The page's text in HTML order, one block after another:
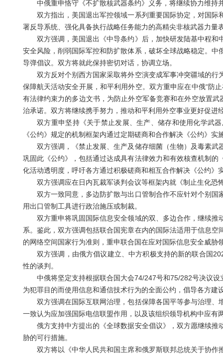
中俄重申恪守《不扩散核武器条约》义务，将继续协力维持
双方指出，美国退出军控领域一系列重要国际协定，对国际
署反导系统、强化具备执行战略任务能力的高精尖非核武器力
双方强调，美国退出《中导条约》后，加快研发陆基中程和
安全风险，削弱国际军控和防扩散体系，破坏全球战略稳定。
导弹倡议。双方将就此保持密切对话，协调立场。
双方反对个别西方国家采取将外空演变成军事冲突疆域的行
保障航天活动安全开展，和平利用外空。双方重申应在中俄“防
有法律约束力的多边文书，为防止外空军备竞赛和在外空放置
治承诺。双方将继续携手努力，推动和平利用外空事业更好促进
双方重申坚持《关于禁止发展、生产、储存和使用化学武器
《公约》规定的机制框架内通过定期磋商和合作解决《公约》实
双方强调，《禁止发展、生产及储存细菌（生物）及毒素武
巩固此《公约》，包括通过达成具有法律效力和有效核查机制
化活动透明度，呼吁各方通过积极磋商和相互合作解决《公约》
双方强调应在日内瓦裁军谈判会议等框架内就《制止生化恐
双方一致同意，多边防扩散与出口管制合作不应针对个别国
用出口管制工具进行政治施压或制裁。
双方重申将巩固国际信息安全领域的双、多边合作，继续推
系。鉴此，双方强调包括联合国宪章在内的国际法适用于信息
的网络空间国家行为准则，重申联合国在应对国际信息安全威胁
双方强调，由俄方倡议建立、中方积极支持的新的联合国
性的谈判。
中俄将坚定支持根据联合国大会74/247号和75/282号决议设
为犯罪目的而使用信息和通信技术行为的全面公约，倡导各方建
双方强调在国际互联网治理，包括保障各国平等参与治理、
一致认为应加强国际电信联盟作用，以及该组织领导机构中应有
俄方支持中方提出的《全球数据安全倡议》，双方愿继续推
胁的可行措施。
双方将以《中华人民共和国主席和俄罗斯联邦总统关于协作